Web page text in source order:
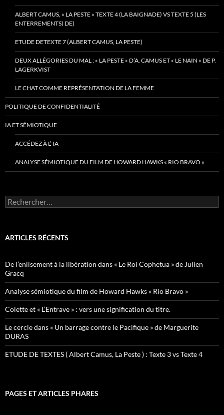
ALBERT CAMUS, « LA PESTE » TEXTE 4 (LA BAIGNADE) VS TEXTE 5 (LES
ENTERREMENTS) DE)
ETUDE DETEXTE 7 (ALBERT CAMUS, LA PESTE)
DEUX ALLÉGORIES DU MAL : « LA PESTE » D’A. CAMUS ET « LE NAIN » DE P.
LAGERKVIST
LE CHAT COMME REPRÉSENTATION DE LA FEMME
POLITIQUE DE CONFIDENTIALITÉ
IA ET SÉMIOTIQUE
ACCÉDEZ À L’ IA
ANALYSE SÉMIOTIQUE DU FILM DE HOWARD HAWKS « RIO BRAVO »
Rechercher :
ARTICLES RÉCENTS
De l’enlisement à la libération dans « Le Roi Cophetua » de Julien
Gracq
Analyse sémiotique du film de Howard Hawks « Rio Bravo »
Colette et « L’Entrave » : vers une signification du titre.
Le cercle dans « Un barrage contre le Pacifique » de Marguerite
DURAS
ETUDE DE TEXTES ( Albert Camus, La Peste ) : Texte 3 vs Texte 4
PAGES ET ARTICLES PHARES